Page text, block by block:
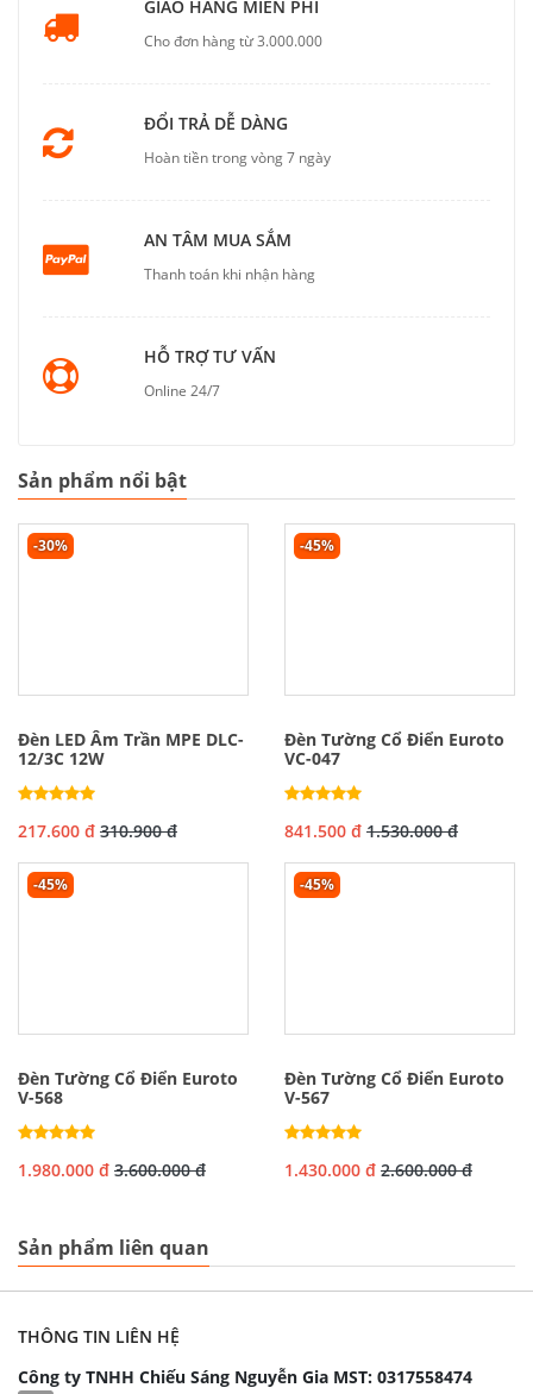
GIAO HÀNG MIỄN PHÍ
Cho đơn hàng từ 3.000.000
ĐỔI TRẢ DỄ DÀNG
Hoàn tiền trong vòng 7 ngày
AN TÂM MUA SẮM
Thanh toán khi nhận hàng
HỖ TRỢ TƯ VẤN
Online 24/7
Sản phẩm nổi bật
-30%
Đèn LED Âm Trần MPE DLC-
12/3C 12W
217.600 đ 310.900 đ
-45%
Đèn Tường Cổ Điển Euroto
VC-047
841.500 đ 1.530.000 đ
-45%
Đèn Tường Cổ Điển Euroto
V-568
1.980.000 đ 3.600.000 đ
-45%
Đèn Tường Cổ Điển Euroto
V-567
1.430.000 đ 2.600.000 đ
Sản phẩm liên quan
THÔNG TIN LIÊN HỆ
Công ty TNHH Chiếu Sáng Nguyễn Gia MST: 0317558474